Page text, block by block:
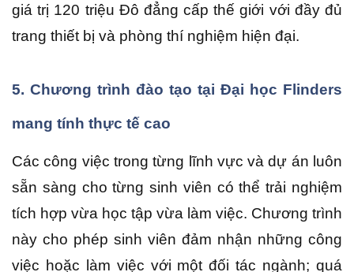
giá trị 120 triệu Đô đẳng cấp thế giới với đầy đủ
trang thiết bị và phòng thí nghiệm hiện đại.
5. Chương trình đào tạo tại Đại học Flinders
mang tính thực tế cao
Các công việc trong từng lĩnh vực và dự án luôn
sẵn sàng cho từng sinh viên có thể trải nghiệm
tích hợp vừa học tập vừa làm việc. Chương trình
này cho phép sinh viên đảm nhận những công
việc hoặc làm việc với một đối tác ngành; quá